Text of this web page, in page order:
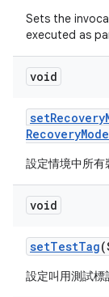
Sets the
executed as
void
setRecovery
RecoveryMode
設定情境中所有
void
setTestTag
設定叫用測試標